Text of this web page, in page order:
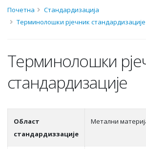
Почетна
Стандардизација
Терминолошки рјечник стандардизације
Терминолошки
стандардизације
Област
стандардиззације
Метални